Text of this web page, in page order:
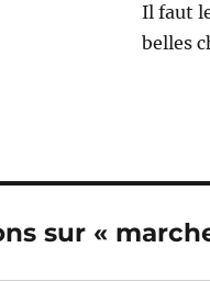
Il faut
belles
sur «